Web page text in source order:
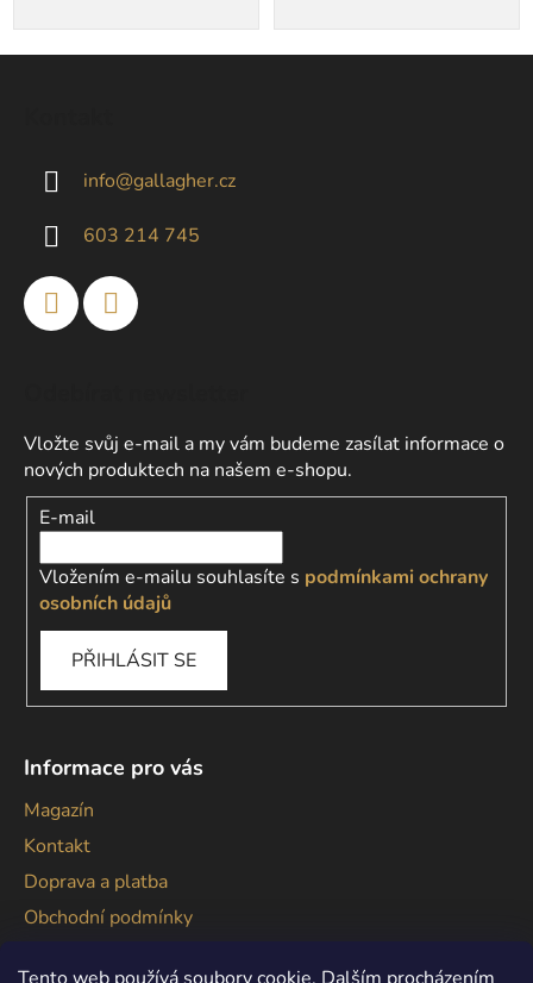
info@gallagher.cz
603 214 745
Vložte svůj e-mail a my vám budeme zasílat informace o
nových produktech na našem e-shopu.
E-mail
Vložením e-mailu souhlasíte s podmínkami ochrany
osobních údajů
PŘIHLÁSIT SE
Informace pro vás
Magazín
Kontakt
Doprava a platba
Obchodní podmínky